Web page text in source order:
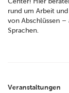
rund um Arbeit
von Abschlüssen
Sprachen.
Veranstaltungen